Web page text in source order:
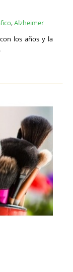
,Alzheimer
los años y la